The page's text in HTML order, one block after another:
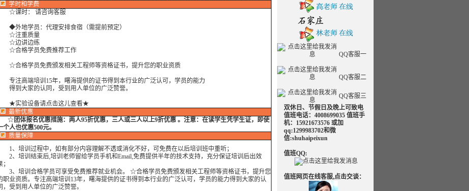
QQ客服一
QQ客服二
QQ客服三
双休日、节假日及晚上可致电
值班电话：4008699035 值班手
机：15921673576 或加
qq:1299983702和微
信:shuhaipeixun
值班QQ:
值班网页在线客服,点击交谈：
学时和学费
☆课时： 请咨询客服
◆外地学员：代理安排食宿（需提前预定）
☆注重质量
☆边讲边练
☆合格学员免费推荐工作
☆合格学员免费颁发相关工程师等资格证书，提升您的职业资质
专注高端培训15年，曙海提供的证书得到本行业的广泛认可，学员的能力
得到大家的认同，受到用人单位的广泛赞誉。
★实验设备请点击这儿查看★
最新优惠
☆ 团体报名优惠措施： 两人95折优惠，三人或三人以上9折优惠 。注意：在读学生凭学生证，即使
个人也优惠500元。
质量保障
1、培训过程中，如有部分内容理解不透或消化不好，可免费在以后培训班中重听；
2、培训结束后,培训老师留给学员手机和Email,免费提供半年的技术支持，充分保证培训后出效
；
3、培训合格学员可享受免费推荐就业机会。 ☆合格学员免费颁发相关工程师等资格证书，提升您
职业资质。专注高端培训13年，曙海提供的证书得到本行业的广泛认可，学员的能力得到大家的认
，受到用人单位的广泛赞誉。